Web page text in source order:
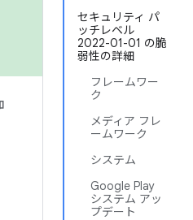
セキュリティ パ
ッチレベル
2022-01-01 の脆
弱性の詳細
フレームワー
ク
メディア フレ
ームワーク
システム
Google Play
システム アッ
プデート